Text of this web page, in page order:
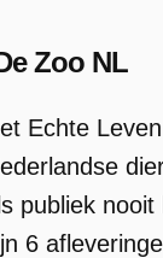
Zoo NL
Echte
publiek
6